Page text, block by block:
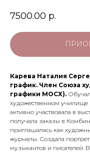
7500.00 р.
Карева Наталия
график. Член Союза
графики МОСХ).
художественном училище
активно участвовала в
получала заказы в
приглашалась как
журналы. Создала
музыкантов и писателей.